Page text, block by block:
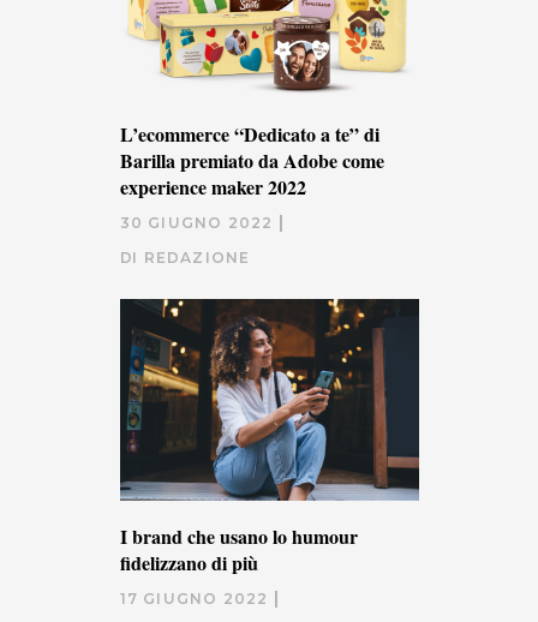
L’ecommerce “Dedicato a te” di
Barilla premiato da Adobe come
experience maker 2022
30 GIUGNO 2022
DI REDAZIONE
I brand che usano lo humour
fidelizzano di più
17 GIUGNO 2022